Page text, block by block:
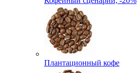
Плантационный кофе